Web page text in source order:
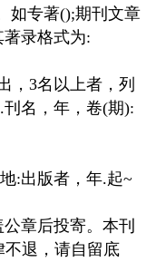
如专著();期刊文章
录格式为:
3名以上者，列
刊名，年，卷(期):
:出版者，年.起~
章后投寄。本刊
不退，请自留底